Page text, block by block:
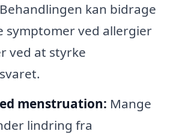
Behandlingen kan bidrage
symptomer ved allergier
ved at styrke
menstruation: Mange
lindring fra